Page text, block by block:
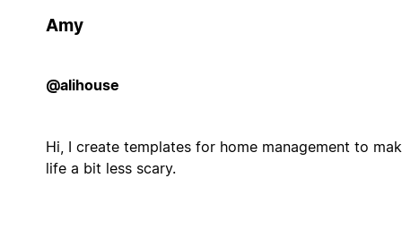
Amy
@alihouse
Hi, I create templates for home management to
life a bit less scary.